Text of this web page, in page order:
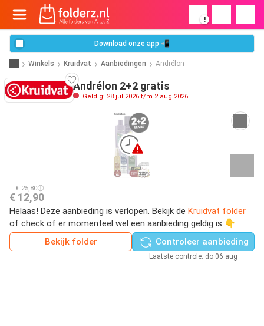
!
Download onze app 📲
Winkels Kruidvat Aanbiedingen Andrélon
Andrélon 2+2 gratis
Geldig: 28 jul 2026 t/m 2 aug 2026
€ 25,80
€ 12,90
Helaas! Deze aanbieding is verlopen. Bekijk de Kruidvat folder
of check of er momenteel wel een aanbieding geldig is 👇
Bekijk folder
Controleer aanbieding
Laatste controle: do 06 aug